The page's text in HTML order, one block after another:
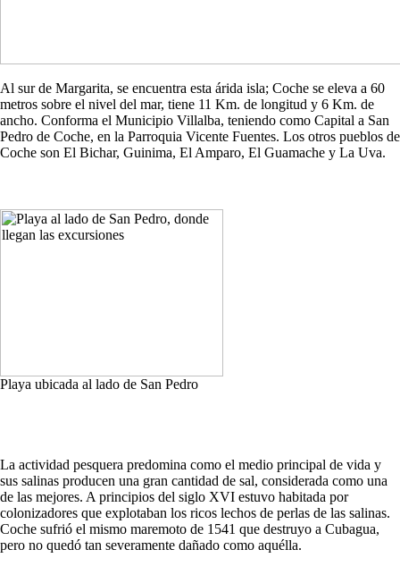
Al sur de Margarita, se encuentra esta árida isla; Coche se eleva a 60
metros sobre el nivel del mar, tiene 11 Km. de longitud y 6 Km. de
ancho. Conforma el Municipio Villalba, teniendo como Capital a San
Pedro de Coche, en la Parroquia Vicente Fuentes. Los otros pueblos de
Coche son El Bichar, Guinima, El Amparo, El Guamache y La Uva.
Playa ubicada al lado de San Pedro
La actividad pesquera predomina como el medio principal de vida y
sus salinas producen una gran cantidad de sal, considerada como una
de las mejores. A principios del siglo XVI estuvo habitada por
colonizadores que explotaban los ricos lechos de perlas de las salinas.
Coche sufrió el mismo maremoto de 1541 que destruyo a Cubagua,
pero no quedó tan severamente dañado como aquélla.